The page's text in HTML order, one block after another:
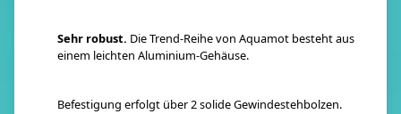
Sehr robust. Die Trend-Reihe von Aquamot besteht aus
einem leichten Aluminium-Gehäuse.
Befestigung erfolgt über 2 solide Gewindestehbolzen.